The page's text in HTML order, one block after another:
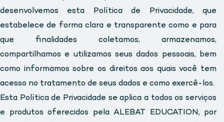
desenvolvemos esta Política de Privacidade, que
estabelece de forma clara e transparente como e para
que finalidades coletamos, armazenamos,
compartilhamos e utilizamos seus dados pessoais, bem
como informamos sobre os direitos aos quais você tem
acesso no tratamento de seus dados e como exercê-los.
Esta Política de Privacidade se aplica a todos os serviços
e produtos oferecidos pela ALEBAT EDUCATION, por